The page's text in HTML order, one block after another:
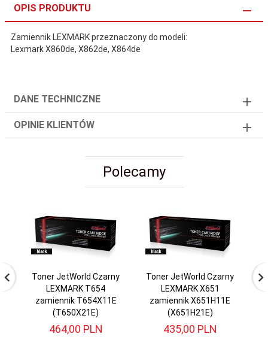
OPIS PRODUKTU
Zamiennik LEXMARK przeznaczony do modeli:
Lexmark X860de, X862de, X864de
DANE TECHNICZNE
OPINIE KLIENTÓW
Polecamy
Toner JetWorld Czarny
LEXMARK T654
zamiennik T654X11E
(T650X21E)
464,00 PLN
Toner JetWorld Czarny
LEXMARK X651
zamiennik X651H11E
(X651H21E)
435,00 PLN